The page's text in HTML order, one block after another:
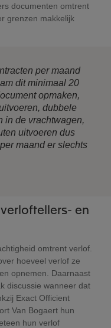
documenten omtrent
grenzen makkelijk
per maand
dit minimaal 20
opmaken,
dubbele
in de vrachtwagen,
uitvoeren dus
maand er slechts
en
omtrent verlof.
hoeveel verlof ze
opnemen. Daarnaast
discussie wanneer dat
Exact Officient
Van Bogaert hun
hun verlof